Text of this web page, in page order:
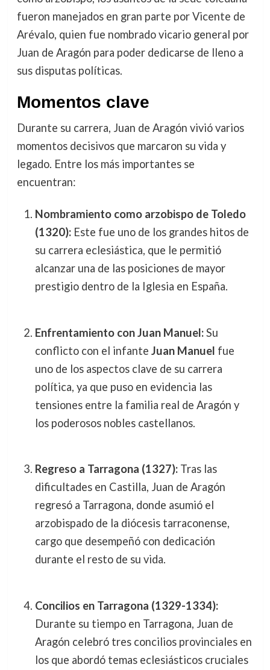
fueron manejados en gran parte por Vicente de
Arévalo, quien fue nombrado vicario general por
Juan de Aragón para poder dedicarse de lleno a
sus disputas políticas.
Momentos clave
Durante su carrera, Juan de Aragón vivió varios
momentos decisivos que marcaron su vida y
legado. Entre los más importantes se
encuentran:
Nombramiento como arzobispo de Toledo
(1320):Este fue uno de los grandes hitos de
su carrera eclesiástica, que le permitió
alcanzar una de las posiciones de mayor
prestigio dentro de la Iglesia en España.
Enfrentamiento con Juan Manuel:Su
conflicto con el infante Juan Manuel fue
uno de los aspectos clave de su carrera
política, ya que puso en evidencia las
tensiones entre la familia real de Aragón y
los poderosos nobles castellanos.
Regreso a Tarragona (1327):Tras las
dificultades en Castilla, Juan de Aragón
regresó a Tarragona, donde asumió el
arzobispado de la diócesis tarraconense,
cargo que desempeñó con dedicación
durante el resto de su vida.
Concilios en Tarragona (1329-1334):
Durante su tiempo en Tarragona, Juan de
Aragón celebró tres concilios provinciales en
los que abordó temas eclesiásticos cruciales